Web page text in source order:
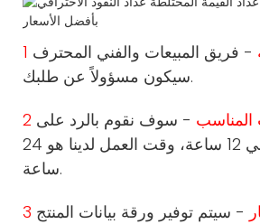
- فريق المبيعات والفني المحترف
سيكون مسؤولاً عن طلبك.
المناسب - سوف نقوم بالرد على
استفسارك في 12 ساعة، وقت العمل لدينا هو 24
ساعة.
- سيتم توفير ورقة بيانات المنتج